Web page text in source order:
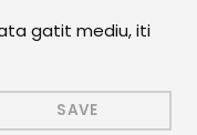
gatit mediu, iti
SAVE